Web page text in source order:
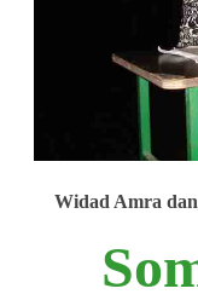
Widad Amra